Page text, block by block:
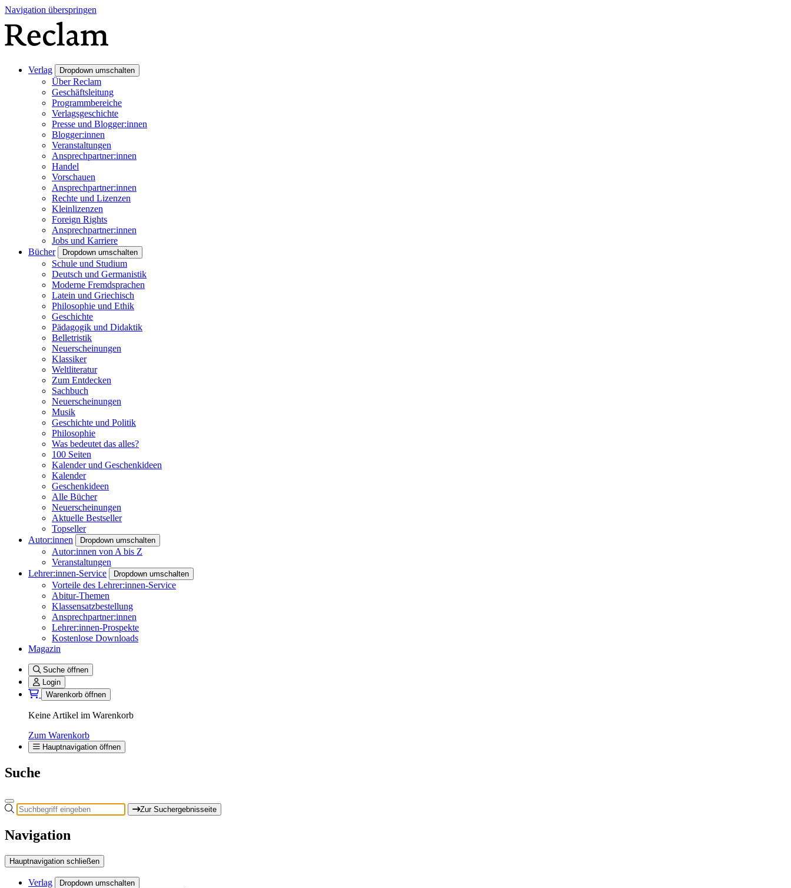
Navigation überspringen
Verlag Dropdown umschalten
Über Reclam
Geschäftsleitung
Programmbereiche
Verlagsgeschichte
Presse und Blogger:innen
Blogger:innen
Veranstaltungen
Ansprechpartner:innen
Handel
Vorschauen
Ansprechpartner:innen
Rechte und Lizenzen
Kleinlizenzen
Foreign Rights
Ansprechpartner:innen
Jobs und Karriere
Bücher
Dropdown umschalten
Schule und Studium
Deutsch und Germanistik
Moderne Fremdsprachen
Latein und Griechisch
Philosophie und Ethik
Geschichte
Pädagogik und Didaktik
Belletristik
Neuerscheinungen
Klassiker
Weltliteratur
Zum Entdecken
Sachbuch
Neuerscheinungen
Musik
Geschichte und Politik
Philosophie
Was bedeutet das alles?
100 Seiten
Kalender und Geschenkideen
Kalender
Geschenkideen
Alle Bücher
Neuerscheinungen
Aktuelle Bestseller
Topseller
Autor:innen
Dropdown umschalten
Autor:innen von A bis Z
Veranstaltungen
Lehrer:innen-Service
Dropdown umschalten
Vorteile des Lehrer:innen-Service
Abitur-Themen
Klassensatzbestellung
Ansprechpartner:innen
Lehrer:innen-Prospekte
Kostenlose Downloads
Magazin
Suche öffnen
Login
Warenkorb öffnen
Keine Artikel im Warenkorb
Zum Warenkorb
Hauptnavigation öffnen
Suche
Zur Suchergebnisseite
Navigation
Hauptnavigation schließen
Verlag Dropdown umschalten